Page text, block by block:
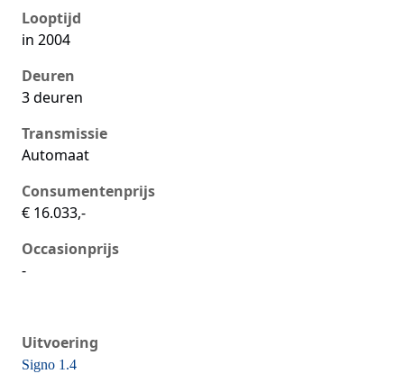
Looptijd
in 2004
Deuren
3 deuren
Transmissie
Automaat
Consumentenprijs
€ 16.033,-
Occasionprijs
-
Uitvoering
Seat Ibiza iii, 1.4, 55 kW, Benzine, 3 deuren
Signo 1.4